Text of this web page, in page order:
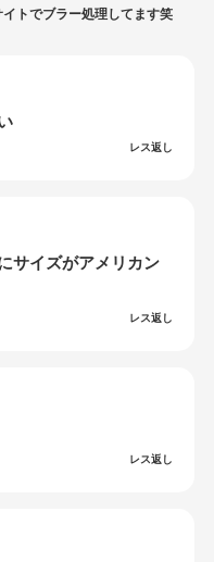
トでブラー処理してます笑
レス返し
サイズがアメリカン
レス返し
レス返し